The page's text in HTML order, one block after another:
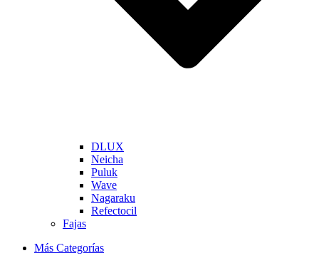
DLUX
Neicha
Puluk
Wave
Nagaraku
Refectocil
Fajas
Más Categorías